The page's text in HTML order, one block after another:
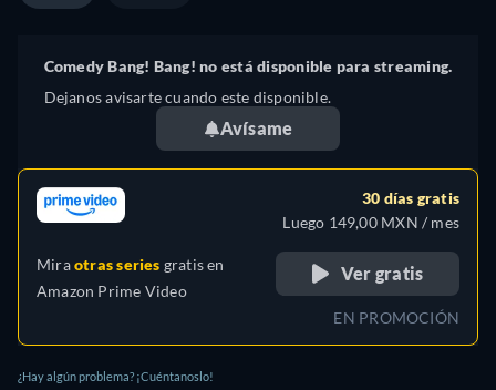
Comedy Bang! Bang! no está disponible para streaming.
Dejanos avisarte cuando este disponible.
Avísame
Miraotras series gratis en
Amazon Prime Video
30 días gratis
Luego 149,00 MXN / mes
Ver gratis
EN PROMOCIÓN
¿Hay algún problema? ¡Cuéntanoslo!